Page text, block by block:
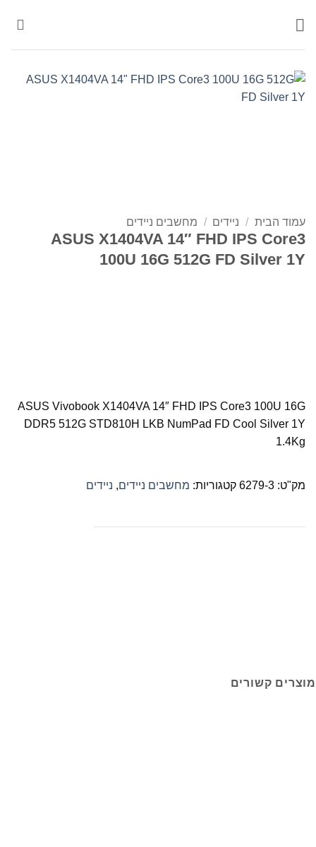
עמוד הבית / ניידים / מחשבים ניידים
ASUS X1404VA 14″ FHD IPS Core3
100U 16G 512G FD Silver 1Y
ASUS Vivobook X1404VA 14″ FHD IPS Core3 100U 16G
DDR5 512G STD810H LKB NumPad FD Cool Silver 1Y
1.4Kg
מק"ט: 6279-3 קטגוריות: מחשבים ניידים, ניידים
מוצרים קשורים